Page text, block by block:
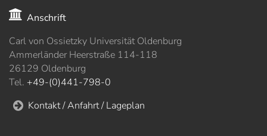
Anschrift
Carl von Ossietzky Universität Oldenburg
Ammerländer Heerstraße 114-118
26129 Oldenburg
Tel. +49-(0)441-798-0
Kontakt / Anfahrt / Lageplan